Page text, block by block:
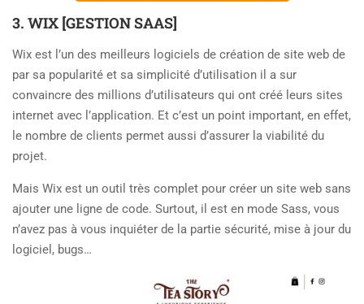
3. WIX [GESTION SAAS]
Wix est l’un des meilleurs logiciels de création de site web de
par sa popularité et sa simplicité d’utilisation il a sur
convaincre des millions d’utilisateurs qui ont créé leurs sites
internet avec l’application. Et c’est un point important, en effet,
le nombre de clients permet aussi d’assurer la viabilité du
projet.
Mais Wix est un outil très complet pour créer un site web sans
ajouter une ligne de code. Surtout, il est en mode Sass, vous
n’avez pas à vous inquiéter de la partie sécurité, mise à jour du
logiciel, bugs…